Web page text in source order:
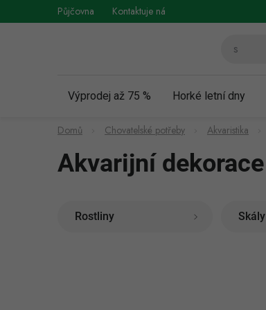
na
Půjčovna Kontaktuje nás
Výprodej až 75 % Horké letní dny
Domů Chovatelské potřeby Akvaristika
Akvarijní dekorace
Rostliny Skály